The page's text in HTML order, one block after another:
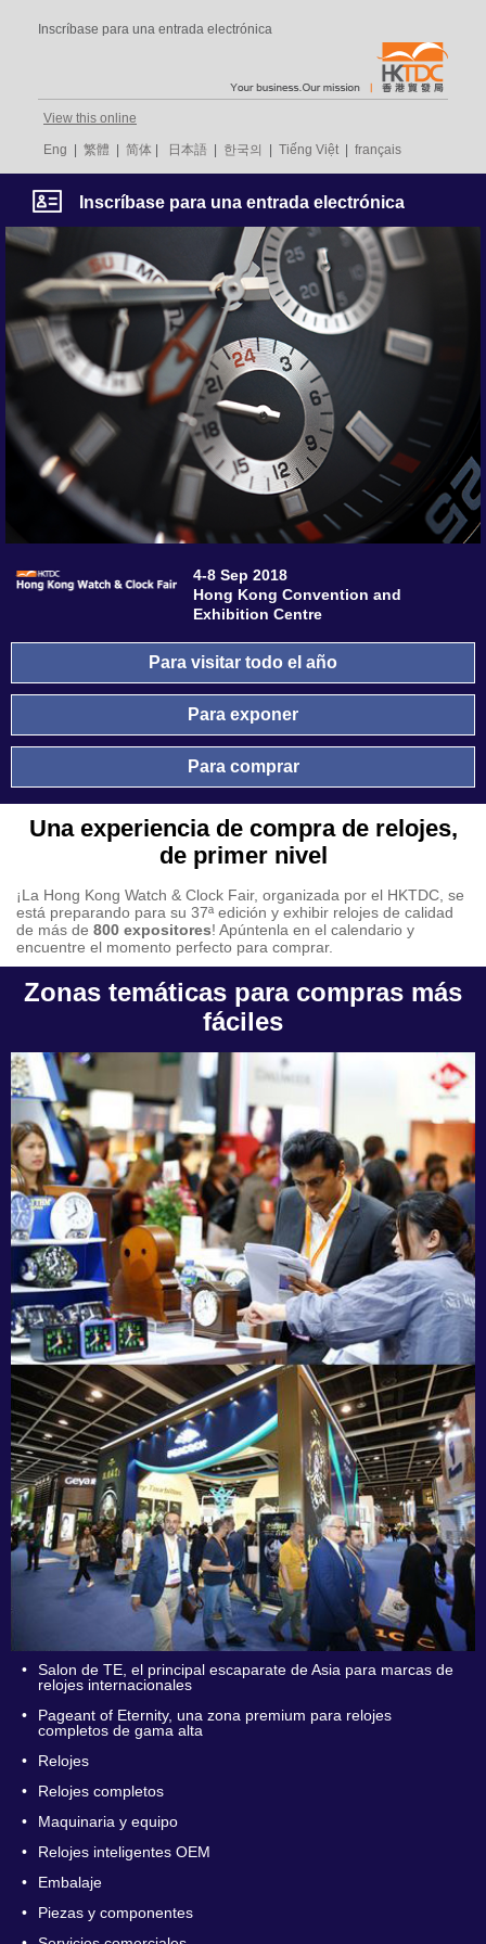
Inscríbase para una entrada electrónica
View this online
Eng 繁體 简体 日本語 한국의 Tiếng Việt français
Inscríbase para una entrada electrónica
4-8 Sep 2018
Hong Kong Convention and
Exhibition Centre
Para visitar todo el año
Para exponer
Para comprar
Una experiencia de compra de relojes,
de primer nivel
¡La Hong Kong Watch & Clock Fair, organizada por el HKTDC, se
está preparando para su 37ª edición y exhibir relojes de calidad
de más de 800 expositores! Apúntenla en el calendario y
encuentre el momento perfecto para comprar.
Zonas temáticas para compras más
fáciles
•
Salon de TE, el principal escaparate de Asia para marcas de
relojes internacionales
•
Pageant of Eternity, una zona premium para relojes
completos de gama alta
•
Relojes
•
Relojes completos
•
Maquinaria y equipo
•
Relojes inteligentes OEM
•
Embalaje
•
Piezas y componentes